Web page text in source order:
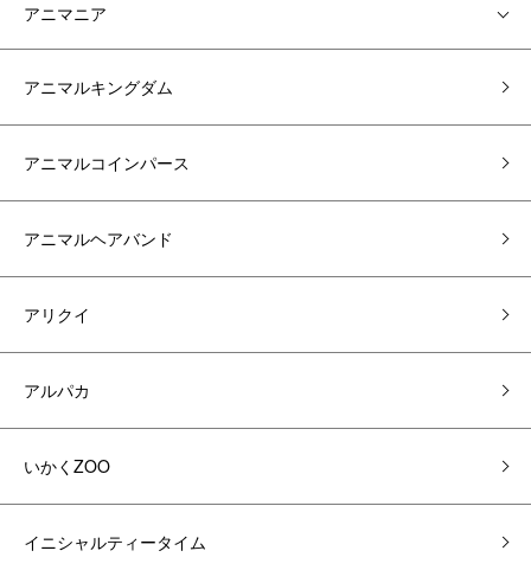
アニマニア
アニマルキングダム
アニマルコインパース
アニマルヘアバンド
アリクイ
アルパカ
いかくZOO
イニシャルティータイム